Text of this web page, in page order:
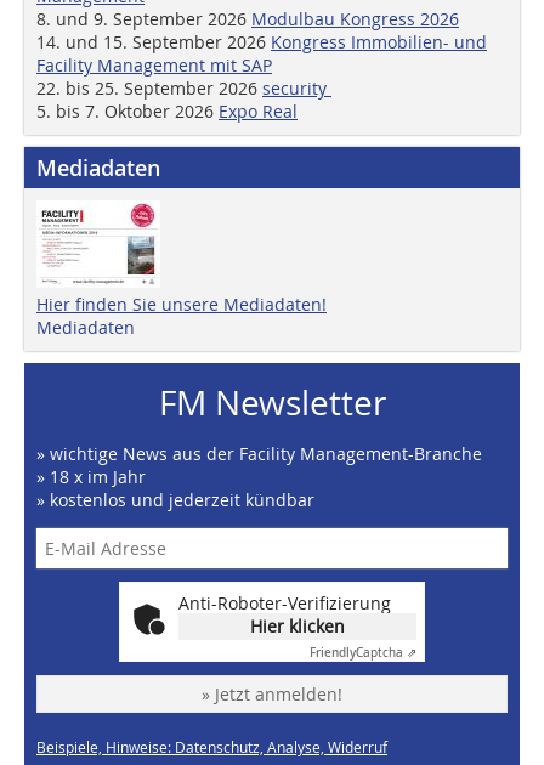
8. und 9. September 2026 Modulbau Kongress 2026
14. und 15. September 2026 Kongress Immobilien- und
Facility Management mit SAP
22. bis 25. September 2026 security
5. bis 7. Oktober 2026 Expo Real
Mediadaten
Hier finden Sie unsere Mediadaten!
Mediadaten
FM Newsletter
» wichtige News aus der Facility Management-Branche
» 18 x im Jahr
» kostenlos und jederzeit kündbar
Anti-Roboter-Verifizierung
Hier klicken
FriendlyCaptcha ⇗
» Jetzt anmelden!
Beispiele, Hinweise: Datenschutz, Analyse, Widerruf